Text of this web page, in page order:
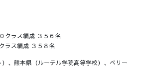
クラス編成 ３５６名
ラス編成 ３５８名
、熊本県（ルーテル学院高等学校）、ベリー